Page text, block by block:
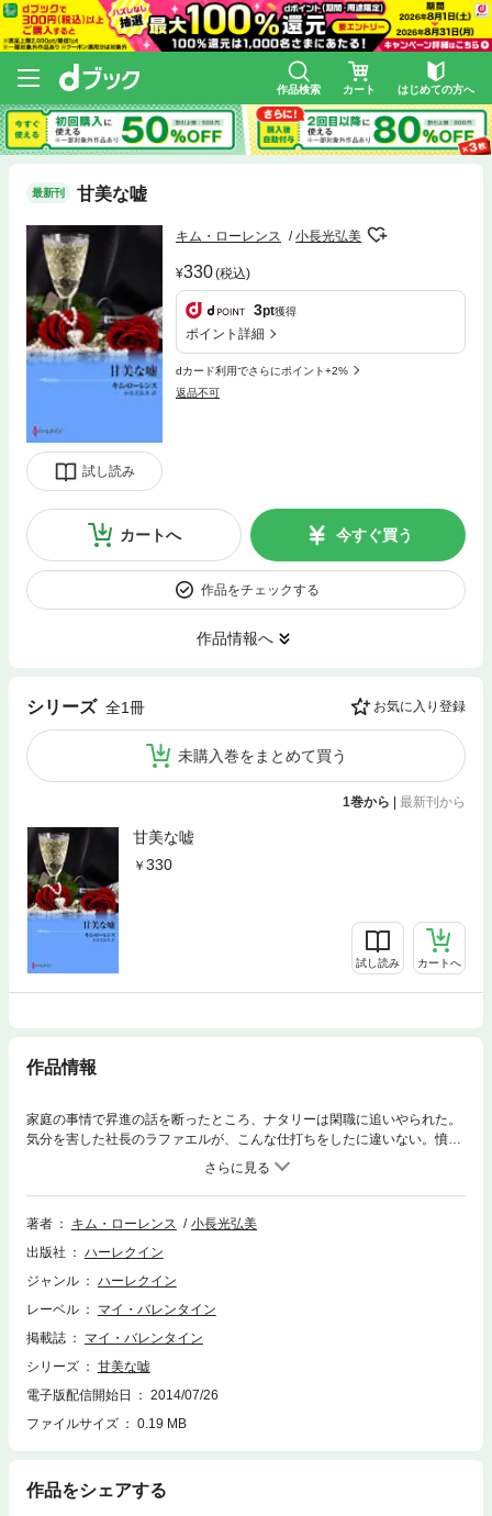
作品検索 カート はじめての方へ
最新刊 甘美な嘘
試し読み
キム・ローレンス 小長光弘美
330(税込)
3pt獲得
ポイント詳細
dカード利用でさらにポイント+2%
返品不可
カートへ 今すぐ買う
作品をチェックする
作品情報へ
シリーズ 全1冊 お気に入り登録
未購入巻をまとめて買う
1巻から 最新刊から
甘美な嘘
330
試し読み カートへ
作品情報
家庭の事情で昇進の話を断ったところ、ナタリーは閑職に追いやられた。
気分を害した社長のラファエルが、こんな仕打ちをしたに違いない。憤り
を抑えきれず、ナタリーは同僚の男性にラファエルへの不平不満をぶちま
けていた。だが不運にも、そこへ当の本人が現れてしまった！
著者 キム・ローレンス
小長光弘美
出版社
ハーレクイン
ジャンル
ハーレクイン
レーベル
マイ・バレンタイン
掲載誌
マイ・バレンタイン
シリーズ
甘美な嘘
電子版配信開始日
2014/07/26
ファイルサイズ
0.19 MB
作品をシェアする